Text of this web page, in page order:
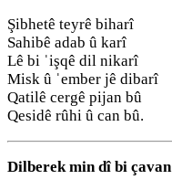
Şibhetê teyrê biharî
Sahibê adab û karî
Lê bi ˈişqê dil nikarî
Misk û ˈember jê dibarî
Qatilê cergê pijan bû
Qesidê rûhi û can bû.
Dilberek min dî bi çavan